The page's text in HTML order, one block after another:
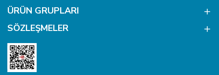
ÜRÜN GRUPLARI
SÖZLEŞMELER